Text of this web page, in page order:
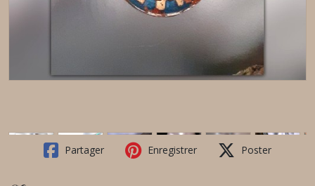
Partager Enregistrer Poster